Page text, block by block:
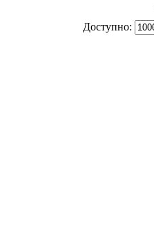
Доступно: